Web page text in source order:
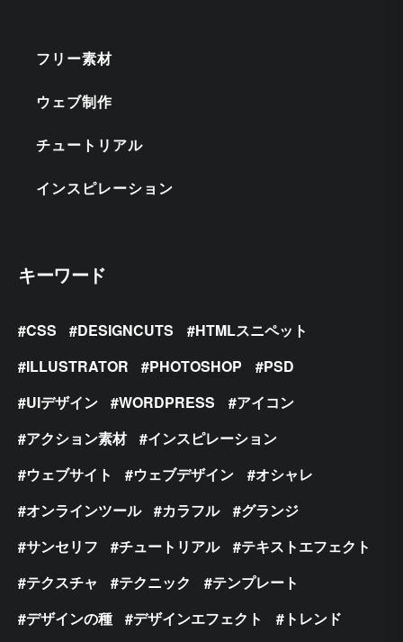
フリー素材
ウェブ制作
チュートリアル
インスピレーション
キーワード
CSS DESIGNCUTS
HTMLスニペット
ILLUSTRATOR
PHOTOSHOP
PSD
UIデザイン
WORDPRESS
アイコン
アクション素材
インスピレーション
ウェブサイト
ウェブデザイン
オシャレ
オンラインツール
カラフル
グランジ
サンセリフ
チュートリアル
テキストエフェクト
テクスチャ
テクニック
テンプレート
デザインの種
デザインエフェクト
トレンド